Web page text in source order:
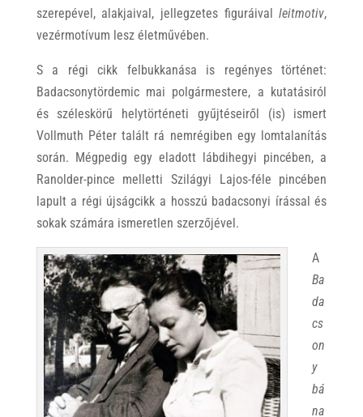
szerepével, alakjaival, jellegzetes figuráivalleitmotiv,
vezérmotívum lesz életművében.
S a régi cikk felbukkanása is regényes történet:
Badacsonytördemic mai polgármestere, a kutatásiról
és széleskörű helytörténeti gyűjtéseiről (is) ismert
Vollmuth Péter talált rá nemrégiben egy lomtalanítás
során. Mégpedig egy eladott lábdihegyi pincében, a
Ranolder-pince melletti Szilágyi Lajos-féle pincében
lapult a régi újságcikk a hosszú badacsonyi írással és
sokak számára ismeretlen szerzőjével.
A
Ba
da
cs
on
y
bá
na